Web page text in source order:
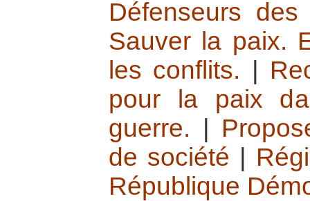
Défenseurs
Sauver la paix.
les conflits.
pour la paix
guerre.
de société
République